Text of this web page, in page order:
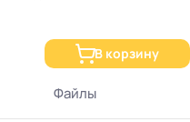
работ. Применение
ремонта через
обработке
В корзину
Файлы